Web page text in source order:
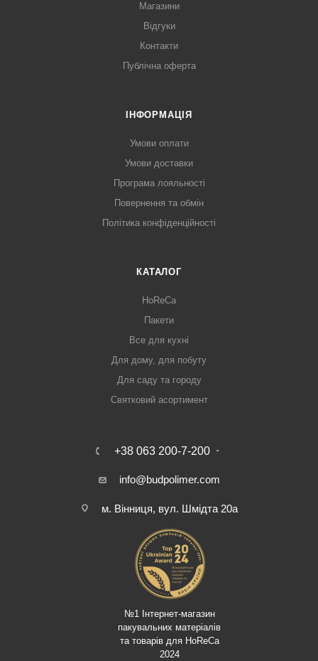
Магазини
Відгуки
Контакти
Публічна оферта
ІНФОРМАЦІЯ
Умови оплати
Умови доставки
Програма лояльності
Повернення та обмін
Політика конфіденційності
КАТАЛОГ
HoReCa
Пакети
Все для кухні
Для дому, для побуту
Для саду та городу
Святковий асортимент
+38 063 200-7-200
info@budpolimer.com
м. Вінниця, вул. Шмідта 20а
№1 Інтернет-магазин
пакувальних матеріалів
та товарів для HoReCa
2024